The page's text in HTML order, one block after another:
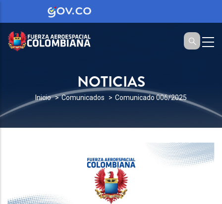
NOTICIAS
SOBRESCRIBIR
DE
NAVEGACIÓN
Inicio Comunicados Comunicado 006/2025